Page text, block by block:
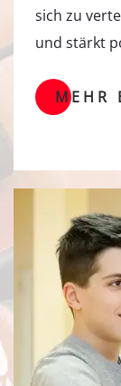
sich zu
und stärkt
MEHR